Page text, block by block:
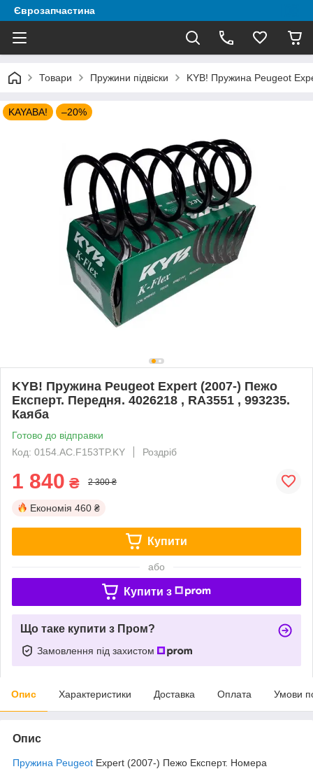
Єврозапчастина
Товари Пружини підвіски KYB! Пружина Peugeot
KAYABA! –20%
KYB! Пружина Peugeot Expert (2007-) Пежо
Експерт. Передня. 4026218 , RA3551 , 993235.
Каяба
Готово до відправки
Код: 0154.AC.F153TP.KY
Роздріб
1 840 ₴ 2 300 ₴
Економія 460 ₴
Купити
або
Купити з
Що таке купити з Пром?
Замовлення під захистом
Опис Характеристики Доставка Оплата Умови
Опис
Пружина Peugeot Expert (2007-) Пежо Експерт. Номера